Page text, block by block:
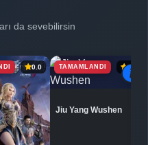
da sevebilirsin
0.0 TAMAMLANDI 6.9
Jiu Yang Wushen